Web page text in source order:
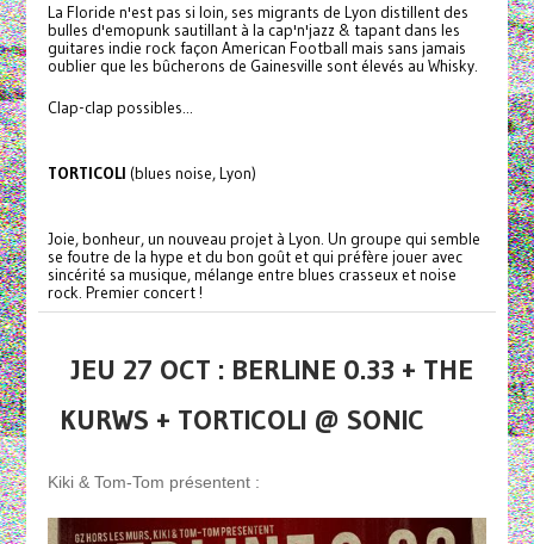
La Floride n'est pas si loin, ses migrants de Lyon distillent des
bulles d'emopunk sautillant à la cap'n'jazz & tapant dans les
guitares indie rock façon American Football mais sans jamais
oublier que les bûcherons de Gainesville sont élevés au Whisky.
Clap-clap possibles...
TORTICOLI (blues noise, Lyon)
Joie, bonheur, un nouveau projet à Lyon. Un groupe qui semble
se foutre de la hype et du bon goût et qui préfère jouer avec
sincérité sa musique, mélange entre blues crasseux et noise
rock. Premier concert !
JEU 27 OCT : BERLINE 0.33 + THE
KURWS + TORTICOLI @ SONIC
Kiki & Tom-Tom présentent :